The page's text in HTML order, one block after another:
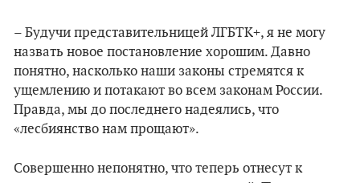
– Будучи представительницей ЛГБТК+, я не могу
назвать новое постановление хорошим. Давно
понятно, насколько наши законы стремятся к
ущемлению и потакают во всем законам России.
Правда, мы до последнего надеялись, что
«лесбиянство нам прощают».
Совершенно непонятно, что теперь отнесут к